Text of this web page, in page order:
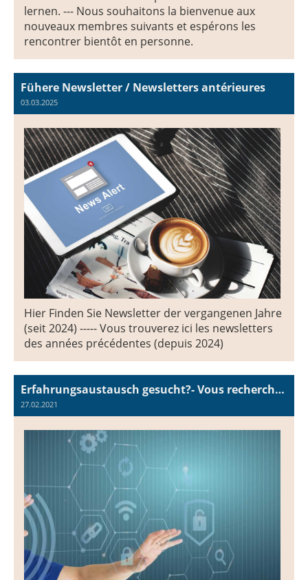
lernen. --- Nous souhaitons la bienvenue aux
nouveaux membres suivants et espérons les
rencontrer bientôt en personne.
Fühere Newsletter / Newsletters antérieures
03.03.2025
Hier Finden Sie Newsletter der vergangenen Jahre
(seit 2024) ----- Vous trouverez ici les newsletters
des années précédentes (depuis 2024)
Erfahrungsaustausch gesucht?- Vous recherchez un échange d'expériences ?
27.02.2021